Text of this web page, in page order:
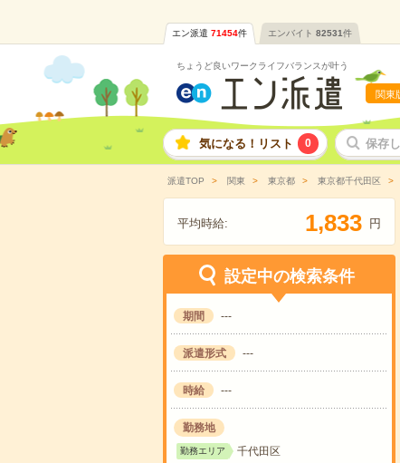
エン派遣 71454件 エンバイト 82531件
ちょうど良いワークライフバランスが叶う
関東
気になる！リスト 0 保存
派遣TOP 関東 東京都 東京都千代田区
平均時給: 1,833 円
設定中の検索条件
期間 ---
派遣形式 ---
時給 ---
勤務地
勤務エリア 千代田区